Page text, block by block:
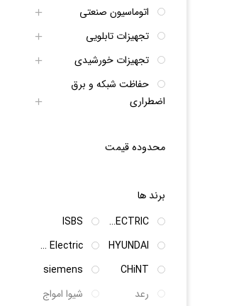
اتوماسیون صنعتی
تجهیزات تابلویی
تجهیزات خورشیدی
حفاظت شبکه و برق
اضطراری
محدوده قیمت
برند ها
LS ELECTRIC
ISBS
HYUNDAI
Schneider Electric
CHiNT
siemens
رعد
شیوا امواج